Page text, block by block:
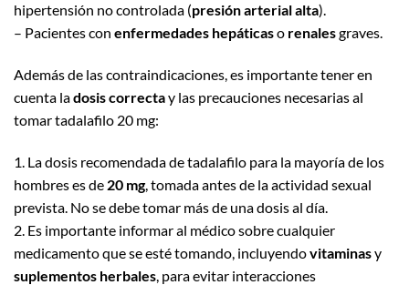
hipertensión no controlada (presión arterial alta).
– Pacientes con enfermedades hepáticaso renalesgraves.
Además de las contraindicaciones, es importante tener en
cuenta ladosis correctay las precauciones necesarias al
tomar tadalafilo 20 mg:
1. La dosis recomendada de tadalafilo para la mayoría de los
hombres es de 20 mg, tomada antes de la actividad sexual
prevista. No se debe tomar más de una dosis al día.
2. Es importante informar al médico sobre cualquier
medicamento que se esté tomando, incluyendovitaminasy
suplementos herbales, para evitar interacciones